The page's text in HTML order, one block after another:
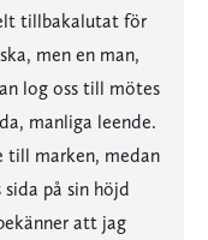
tillbakalutat för
men en man,
log oss till mötes
manliga leende.
till marken, medan
sida på sin höjd
att jag